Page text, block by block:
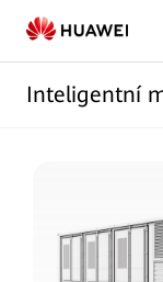
Chytrá
řešení
Inteligentní